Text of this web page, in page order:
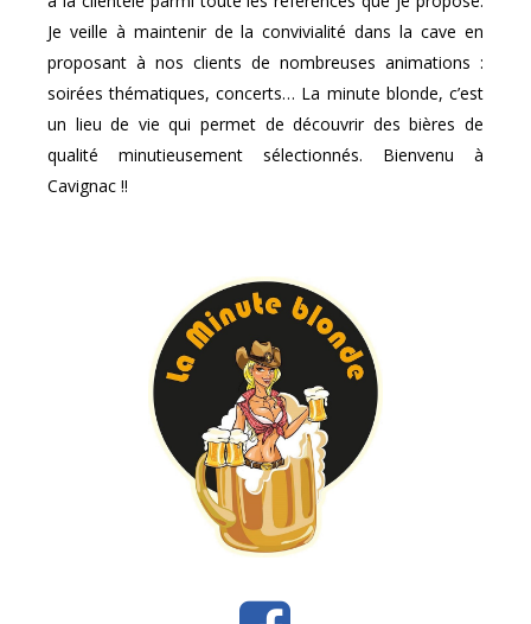
Je veille à maintenir de la convivialité dans la cave en
proposant à nos clients de nombreuses animations :
soirées thématiques, concerts… La minute blonde, c’est
un lieu de vie qui permet de découvrir des bières de
qualité minutieusement sélectionnés. Bienvenu à
Cavignac !!